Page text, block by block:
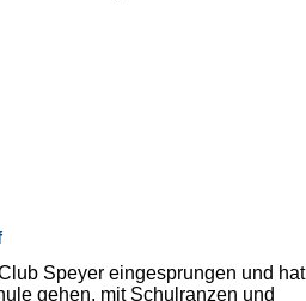
Speyer eingesprungen und hat
gehen, mit Schulranzen und